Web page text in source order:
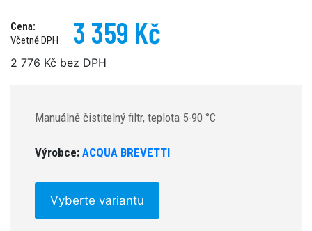
Cena:
Včetně DPH
3 359 Kč
2 776 Kč bez DPH
Manuálně čistitelný filtr, teplota 5-90 °C
Výrobce: ACQUA BREVETTI
Vyberte variantu